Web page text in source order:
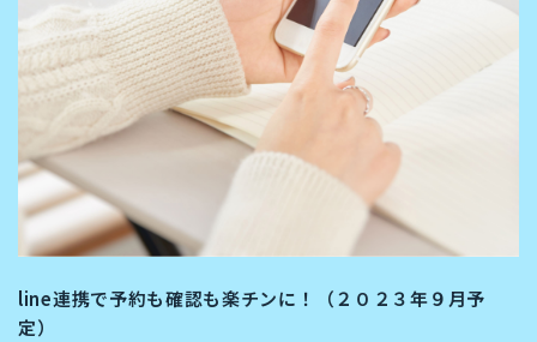
line連携で予約も確認も楽チンに！（２０２３年９月予
定）